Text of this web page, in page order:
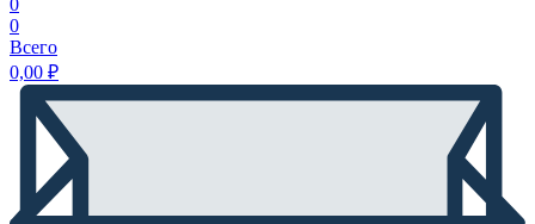
0
0
Всего
0,00 ₽